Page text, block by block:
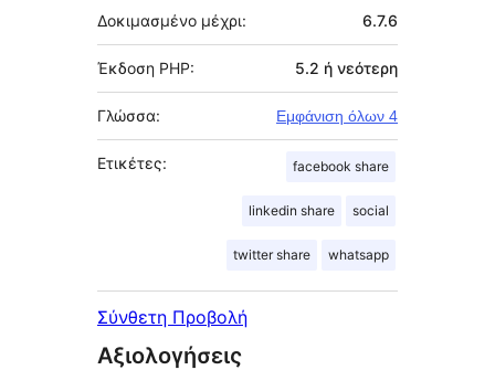
Δοκιμασμένο μέχρι: 6.7.6
Έκδοση PHP: 5.2 ή νεότερη
Γλώσσα: Εμφάνιση όλων 4
Ετικέτες: facebook share
linkedin share social
twitter share whatsapp
Σύνθετη Προβολή
Αξιολογήσεις